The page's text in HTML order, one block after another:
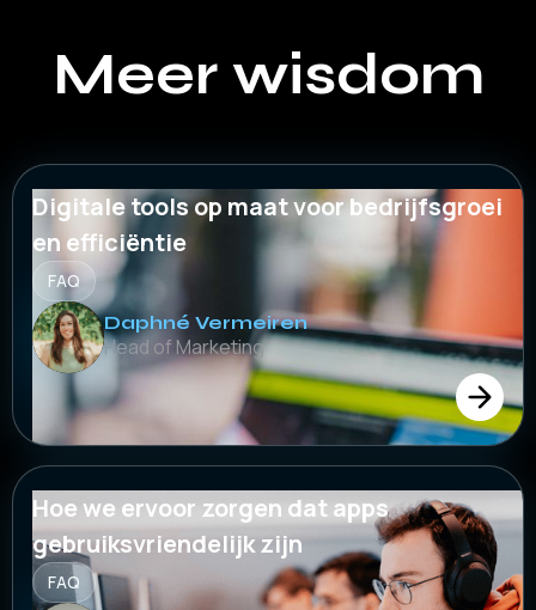
Meer wisdom
Digitale tools op maat voor bedrijfsgroei
en efficiëntie
FAQ
Daphné Vermeiren
Head of Marketing
Hoe we ervoor zorgen dat apps
gebruiksvriendelijk zijn
FAQ